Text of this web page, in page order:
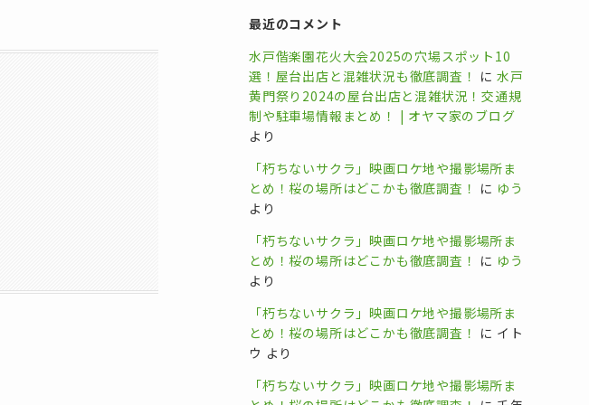
最近のコメント
水戸偕楽園花火大会2025の穴場スポット10
選！屋台出店と混雑状況も徹底調査！ に水戸
黄門祭り2024の屋台出店と混雑状況！交通規
制や駐車場情報まとめ！ | オヤマ家のブログ
より
「朽ちないサクラ」映画ロケ地や撮影場所ま
とめ！桜の場所はどこかも徹底調査！ に ゆう
より
「朽ちないサクラ」映画ロケ地や撮影場所ま
とめ！桜の場所はどこかも徹底調査！ に ゆう
より
「朽ちないサクラ」映画ロケ地や撮影場所ま
とめ！桜の場所はどこかも徹底調査！ に イト
ウ より
「朽ちないサクラ」映画ロケ地や撮影場所ま